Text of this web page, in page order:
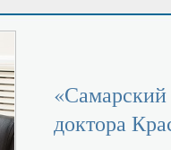
«Самарский
доктора